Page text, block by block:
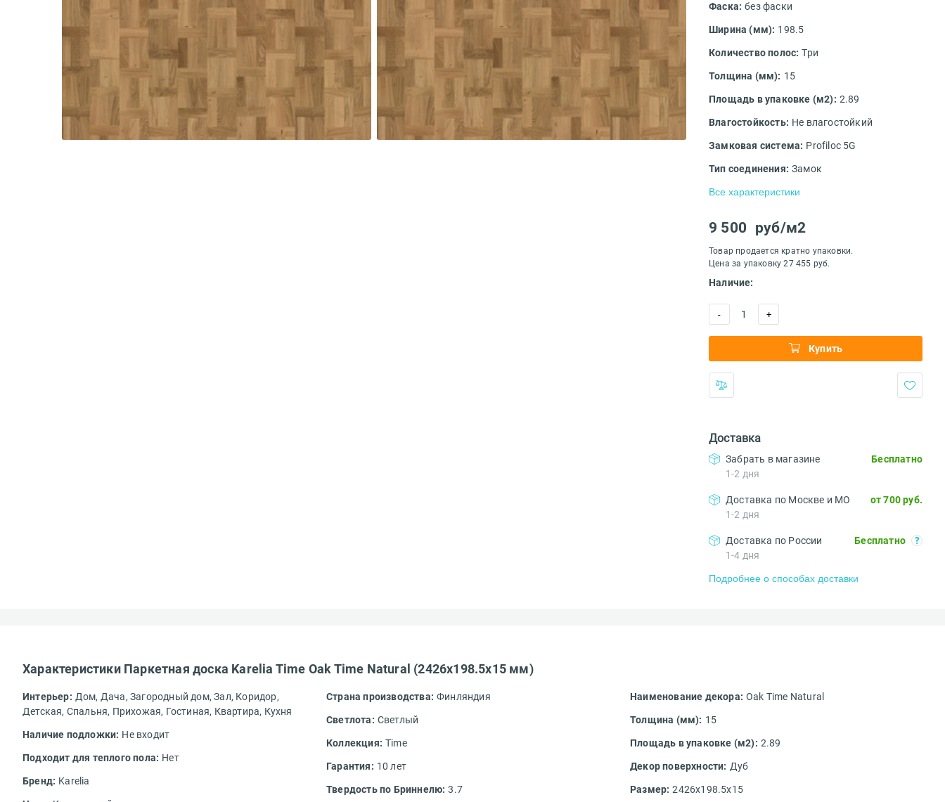
Фаска: без фаски
Ширина (мм): 198.5
Количество полос: Три
Толщина (мм): 15
Площадь в упаковке (м2): 2.89
Влагостойкость: Не влагостойкий
Замковая система: Profiloc 5G
Тип соединения: Замок
Все характеристики
9 500 руб/м2
Товар продается кратно упаковки.
Цена за упаковку 27 455 руб.
Наличие:
- 1 +
Купить
Доставка
Забрать в магазине
1-2 дня
Бесплатно
Доставка по Москве и МО
1-2 дня
от 700 руб.
Доставка по России
1-4 дня
Бесплатно
Подробнее о способах доставки
Характеристики Паркетная доска Karelia Time Oak Time Natural (2426х198.5х15 мм)
Интерьер: Дом, Дача, Загородный дом,Зал, Коридор,
Детская, Спальня, Прихожая, Гостиная, Квартира, Кухня
Наличие подложки: Не входит
Подходит для теплого пола: Нет
Бренд: Karelia
Страна производства: Финляндия
Светлота: Светлый
Коллекция: Time
Гарантия: 10 лет
Твердость по Бриннелю: 3.7
Наименование декора: Oak Time Natural
Толщина (мм): 15
Площадь в упаковке (м2): 2.89
Декор поверхности: Дуб
Размер: 2426х198.5х15